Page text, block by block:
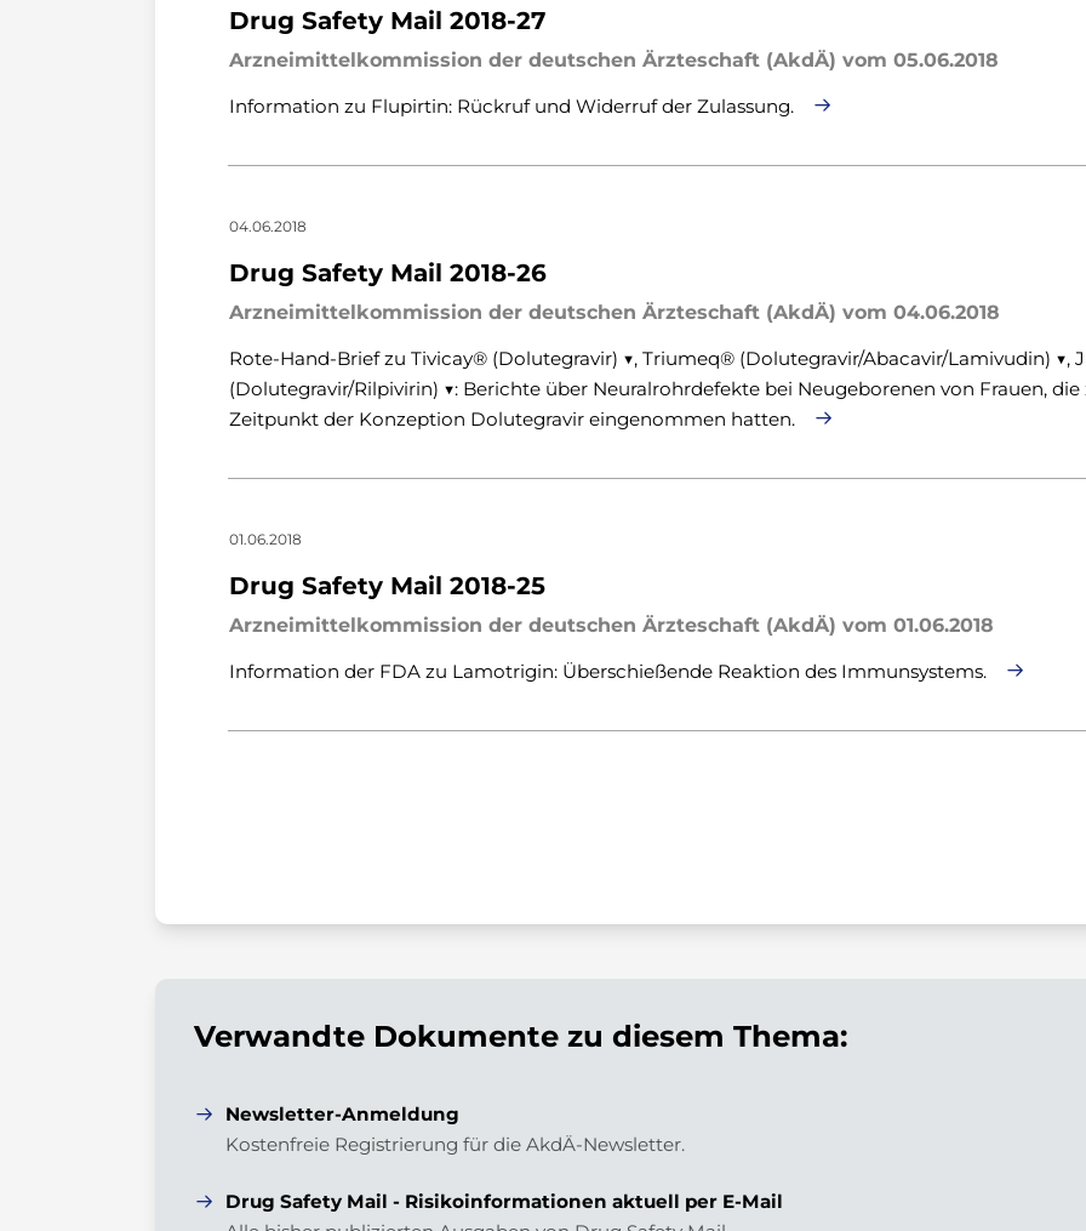
Drug Safety Mail 2018-27
Arzneimittelkommission der deutschen Ärzteschaft (AkdÄ) vom 05.06.2018
Information zu Flupirtin: Rückruf und Widerruf der Zulassung.
04.06.2018
Drug Safety Mail 2018-26
Arzneimittelkommission der deutschen Ärzteschaft (AkdÄ) vom 04.06.2018
Rote-Hand-Brief zu Tivicay® (Dolutegravir) ▼, Triumeq® (Dolutegravir/Abacavir/Lamivudin) ▼,
(Dolutegravir/Rilpivirin) ▼: Berichte über Neuralrohrdefekte bei Neugeborenen von Frauen, die
Zeitpunkt der Konzeption Dolutegravir eingenommen hatten.
01.06.2018
Drug Safety Mail 2018-25
Arzneimittelkommission der deutschen Ärzteschaft (AkdÄ) vom 01.06.2018
Information der FDA zu Lamotrigin: Überschießende Reaktion des Immunsystems.
Verwandte Dokumente zu diesem Thema:
Newsletter-Anmeldung
Kostenfreie Registrierung für die AkdÄ-Newsletter.
Drug Safety Mail - Risikoinformationen aktuell per E-Mail